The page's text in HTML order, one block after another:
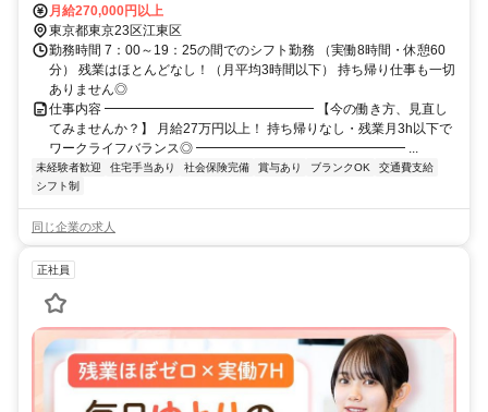
5分 JR総武線「亀戸駅」より徒歩13分 都営バス「 亀戸9丁目バス
停」より徒歩2分
月給270,000円以上
東京都東京23区江東区
勤務時間 7：00～19：25の間でのシフト勤務 （実働8時間・休憩60
分） 残業はほとんどなし！（月平均3時間以下） 持ち帰り仕事も一切
ありません◎
仕事内容 ━━━━━━━━━━━━━━━━ 【今の働き方、見直し
てみませんか？】 月給27万円以上！ 持ち帰りなし・残業月3h以下で
ワークライフバランス◎ ━━━━━━━━━━━━━━━━ ...
未経験者歓迎 住宅手当あり 社会保険完備 賞与あり ブランクOK
交通費支給
シフト制
同じ企業の求人
正社員